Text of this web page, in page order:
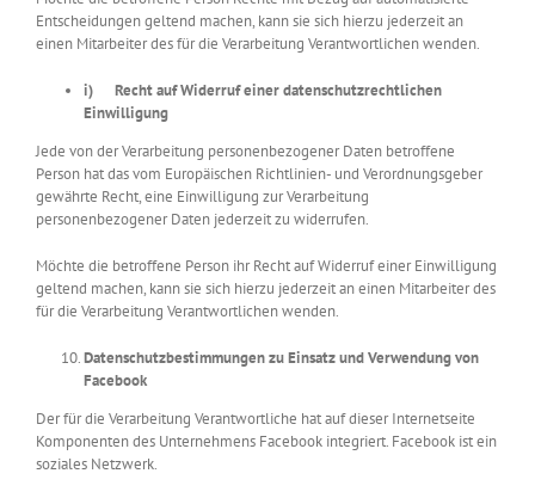
Entscheidungen geltend machen, kann sie sich hierzu jederzeit an
einen Mitarbeiter des für die Verarbeitung Verantwortlichen wenden.
i) Recht auf Widerruf einer datenschutzrechtlichen
Einwilligung
Jede von der Verarbeitung personenbezogener Daten betroffene
Person hat das vom Europäischen Richtlinien- und Verordnungsgeber
gewährte Recht, eine Einwilligung zur Verarbeitung
personenbezogener Daten jederzeit zu widerrufen.
Möchte die betroffene Person ihr Recht auf Widerruf einer Einwilligung
geltend machen, kann sie sich hierzu jederzeit an einen Mitarbeiter des
für die Verarbeitung Verantwortlichen wenden.
Datenschutzbestimmungen zu Einsatz und Verwendung von
Facebook
Der für die Verarbeitung Verantwortliche hat auf dieser Internetseite
Komponenten des Unternehmens Facebook integriert. Facebook ist ein
soziales Netzwerk.